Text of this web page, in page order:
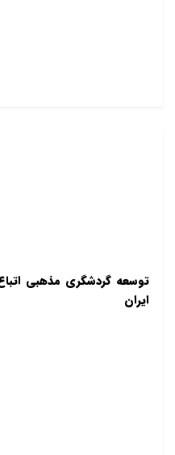
توسعه گردشگری مذهبی
ایران